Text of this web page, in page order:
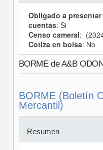
Obligado a presentar
cuentas: Si
Censo cameral:
Cotiza en bolsa: No
BORME de A&B
BORME (Boletín
Mercantil)
Resumen